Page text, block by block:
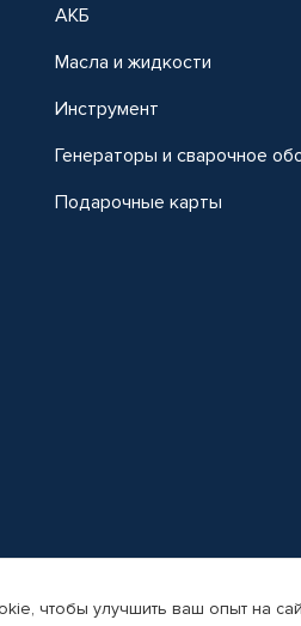
АКБ
Масла и жидкости
Инструмент
Генераторы и сварочное
Подарочные карты
Интернет-магазин
чтобы улучшить ваш опыт на